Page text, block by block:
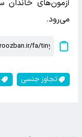
آزمون‌های خاندان
می‌رود.
تجاوز جنسی